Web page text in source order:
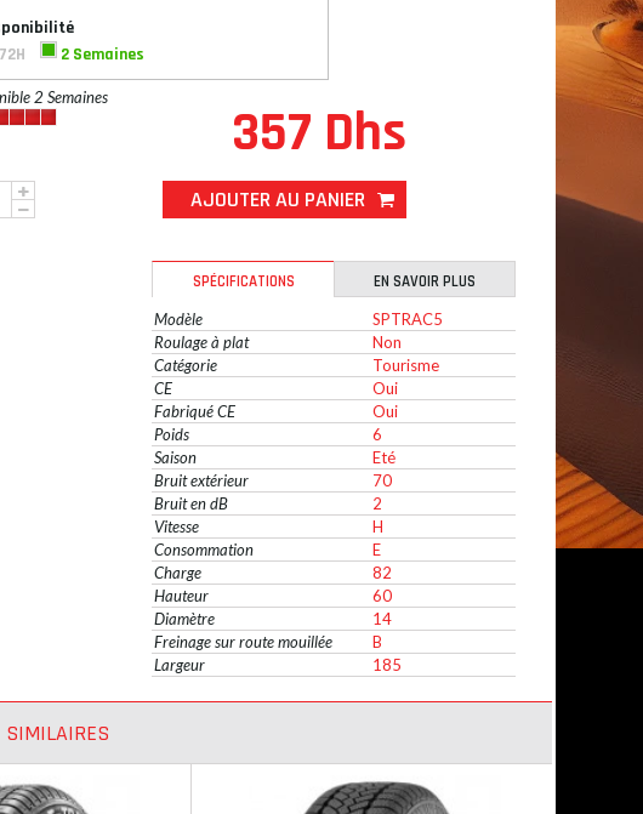
72H
2 Semaines
2 Semaines
357 Dhs
AJOUTER AU PANIER
SPÉCIFICATIONS
EN SAVOIR PLUS
Modèle
SPTRAC5
Roulage à plat
Non
Catégorie
Tourisme
CE
Oui
Fabriqué CE
Oui
Poids
6
Saison
Eté
Bruit extérieur
70
Bruit en dB
2
Vitesse
H
Consommation
E
Charge
82
Hauteur
60
Diamètre
14
Freinage sur route mouillée
B
Largeur
185
SIMILAIRES